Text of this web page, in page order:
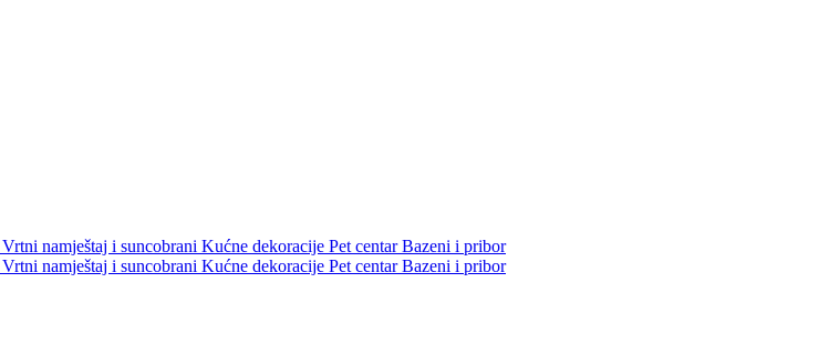
Vrtni namještaj i suncobrani Kućne dekoracije Pet centarBazeni i pribor
Vrtni namještaj i suncobrani Kućne dekoracije Pet centarBazeni i pribor